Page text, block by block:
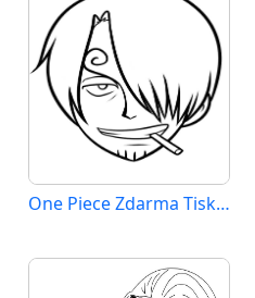
One Piece Zdarma Tisknutelné